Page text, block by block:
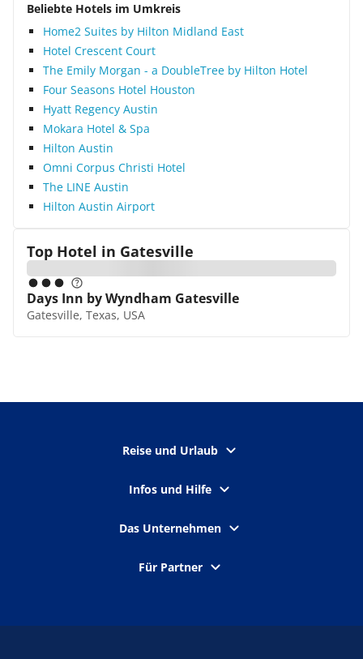
Beliebte Hotels im Umkreis
Home2 Suites by Hilton Midland East
Hotel Crescent Court
The Emily Morgan - a DoubleTree by Hilton Hotel
Four Seasons Hotel Houston
Hyatt Regency Austin
Mokara Hotel & Spa
Hilton Austin
Omni Corpus Christi Hotel
The LINE Austin
Hilton Austin Airport
Top Hotel in Gatesville
Days Inn by Wyndham Gatesville
Gatesville, Texas, USA
Reise und Urlaub
Infos und Hilfe
Das Unternehmen
Für Partner